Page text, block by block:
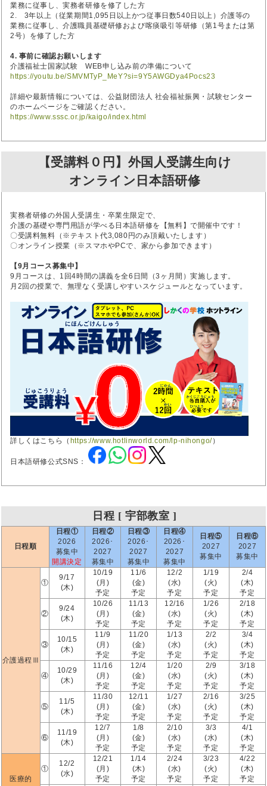
業務に従事し、実務者研修を修了した方
2. 3年以上（従業期間1,095日以上かつ従事日数540日以上）介護等の
業務に従事し、介護職員基礎研修および喀痰吸引等研修（第1号または第
2号）を修了した方
4. 事前に確認お願いします
介護福祉士国家試験 WEB申し込み前の準備について
https://youtu.be/SMVMTyP_MeY?si=9Y5AWGDya4Pocs23
詳細や最新情報については、公益財団法人 社会福祉振興・試験センター
のホームページをご確認ください。
https://www.sssc.or.jp/kaigo/index.html
【受講料０円】外国人受講生向け
オンライン日本語研修
実務者研修の外国人受講生・卒業生限定で、
介護の基礎や専門用語が学べる日本語研修を【無料】で開催中です！
〇受講料無料（※テキスト代3,080円のみ頂戴いたします）
〇オンライン授業（※スマホやPCで、家から参加できます）
【9月コース募集中】
9月コースは、1回4時間の講義を全6日間（3ヶ月間）実施します。
月2回の授業で、無理なく受講しやすいスケジュールとなっています。
詳しくはこちら（ https://www.hotlinworld.com/lp-nihongo/）
日本語研修公式SNS：
日程 [ 宇部教室 ]
日程順
日程①
2026
募集中
開講決定
日程②
2026･
2027
募集中
日程③
2026･
2027
募集中
日程④
2026･
2027
募集中
日程⑤
2027
募集中
日程⑥
2027
募集中
介護過程Ⅲ
①
9/17
(木)
10/19
(月)
予定
11/6
(金)
予定
12/2
(水)
予定
1/19
(火)
予定
2/4
(木)
予定
②
9/24
(木)
10/26
(月)
予定
11/13
(金)
予定
12/16
(水)
予定
1/26
(火)
予定
2/18
(木)
予定
③
10/15
(木)
11/9
(月)
予定
11/20
(金)
予定
1/13
(水)
予定
2/2
(火)
予定
3/4
(木)
予定
④
10/29
(木)
11/16
(月)
予定
12/4
(金)
予定
1/20
(水)
予定
2/9
(火)
予定
3/18
(木)
予定
⑤
11/5
(木)
11/30
(月)
予定
12/11
(金)
予定
1/27
(水)
予定
2/16
(火)
予定
3/25
(木)
予定
⑥
11/19
(木)
12/7
(月)
予定
1/8
(金)
予定
2/10
(水)
予定
3/3
(水)
予定
4/1
(木)
予定
医療的
①
12/2
(水)
12/21
(月)
予定
1/14
(木)
予定
2/24
(水)
予定
3/23
(火)
予定
4/22
(木)
予定